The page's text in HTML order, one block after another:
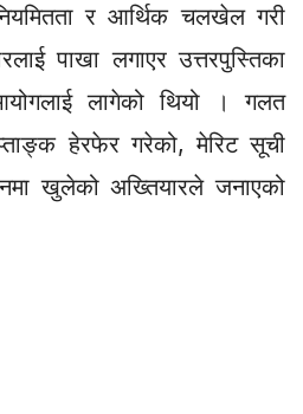
र आर्थिक चलखेल गरी
पाखा लगाएर उत्तरपुस्तिका
लागेको थियो । गलत
हेरफेर गरेको, मेरिट सूची
खुलेको अख्तियारले जनाएको